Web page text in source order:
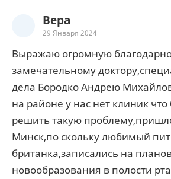
Вера
29 Января 2024
Выражаю огромную
замечательному
дела Бородко Андрею
на районе у нас нет клиник
решить такую
Минск,по скольку любимый
британка,записались на
новообразования в полости